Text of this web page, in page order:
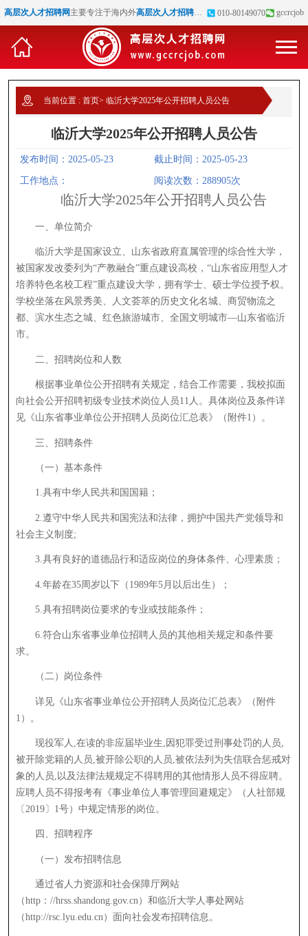
高层次人才招聘网 主要专注于海内外高层次人才招聘、 博士招聘、高校教师招聘等
010-80149070 gccrcjob
当前位置 :首页>临沂大学2025年公开招聘人员公告
临沂大学2025年公开招聘人员公告
发布时间：2025-05-23 截止时间：2025-05-23
工作地点： 阅读次数：288905次
临沂大学2025年公开招聘人员公告
一、单位简介
临沂大学是国家设立、山东省政府直属管理的综合性大学，
被国家发改委列为“产教融合”重点建设高校，“山东省应用型人才
培养特色名校工程”重点建设大学，拥有学士、硕士学位授予权。
学校坐落在风景秀美、人文荟萃的历史文化名城、商贸物流之
都、滨水生态之城、红色旅游城市、全国文明城市—山东省临沂
市。
二、招聘岗位和人数
根据事业单位公开招聘有关规定，结合工作需要，我校拟面
向社会公开招聘初级专业技术岗位人员11人。具体岗位及条件详
见《山东省事业单位公开招聘人员岗位汇总表》（附件1）。
三、招聘条件
（一）基本条件
1.具有中华人民共和国国籍；
2.遵守中华人民共和国宪法和法律，拥护中国共产党领导和
社会主义制度;
3.具有良好的道德品行和适应岗位的身体条件、心理素质；
4.年龄在35周岁以下（1989年5月以后出生）；
5.具有招聘岗位要求的专业或技能条件；
6.符合山东省事业单位招聘人员的其他相关规定和条件要
求。
（二）岗位条件
详见《山东省事业单位公开招聘人员岗位汇总表》（附件
1）。
现役军人,在读的非应届毕业生,因犯罪受过刑事处罚的人员,
被开除党籍的人员,被开除公职的人员,被依法列为失信联合惩戒对
象的人员,以及法律法规规定不得聘用的其他情形人员不得应聘。
应聘人员不得报考有《事业单位人事管理回避规定》（人社部规
〔2019〕1号）中规定情形的岗位。
四、招聘程序
（一）发布招聘信息
通过省人力资源和社会保障厅网站
（http：//hrss.shandong.gov.cn）和临沂大学人事处网站
（http://rsc.lyu.edu.cn）面向社会发布招聘信息。